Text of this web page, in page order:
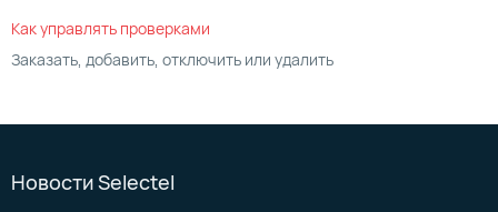
Как управлять проверками
Заказать, добавить, отключить или удалить
Новости Selectel